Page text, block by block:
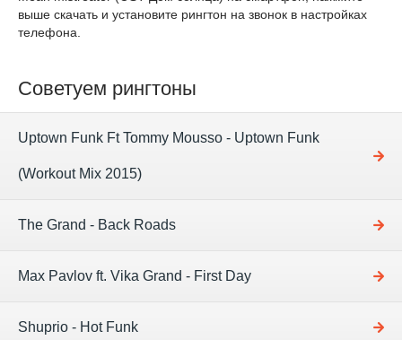
выше скачать и установите рингтон на звонок в настройках
телефона.
Советуем рингтоны
Uptown Funk Ft Tommy Mousso - Uptown Funk
(Workout Mix 2015)
The Grand - Back Roads
Max Pavlov ft. Vika Grand - First Day
Shuprio - Hot Funk